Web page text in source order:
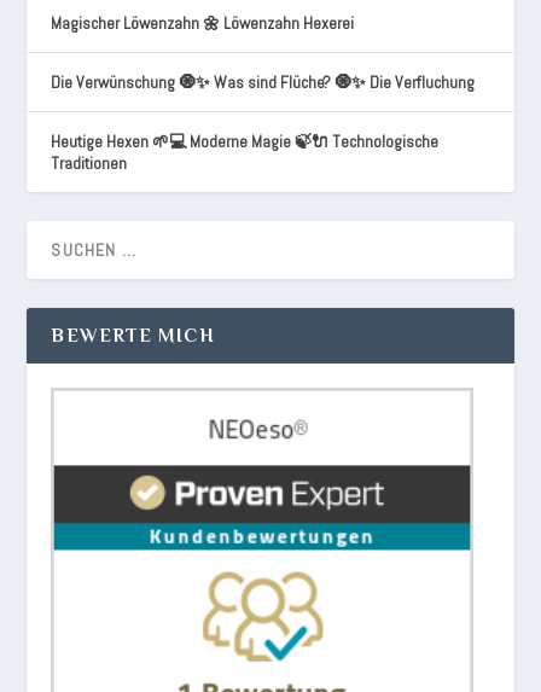
Magischer Löwenzahn 🌼 Löwenzahn Hexerei
Die Verwünschung 🧿✨ Was sind Flüche? 🧿✨ Die Verfluchung
Heutige Hexen 🌱💻 Moderne Magie 🍃🔌 Technologische
Traditionen
BEWERTE MICH